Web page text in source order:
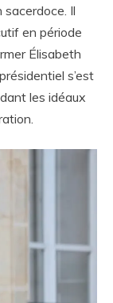
Il
en période
Élisabeth
s’est
les idéaux